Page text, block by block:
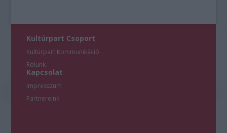
Kultúrpart Csoport
Kultúrpart Kommunikáció
Rólunk
Kapcsolat
Impresszum
Partnereink